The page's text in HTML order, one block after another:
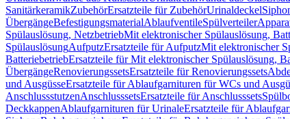
SanitärkeramikZubehörErsatzteile für ZubehörUrinaldeckel
ÜbergängeBefestigungsmaterialAblaufventileSpülverteiler
Spülauslösung, NetzbetriebMit elektronischer Spülauslösung,
SpülauslösungAufputzErsatzteile für AufputzMit elektronischer
BatteriebetriebErsatzteile für Mit elektronischer Spülauslösung,
ÜbergängeRenovierungssetsErsatzteile für Renovierungssets
und AusgüsseErsatzteile für Ablaufgarnituren für WCs und
AnschlussstutzenAnschlusssetsErsatzteile für Anschlusssets
DeckkappenAblaufgarnituren für UrinaleErsatzteile für